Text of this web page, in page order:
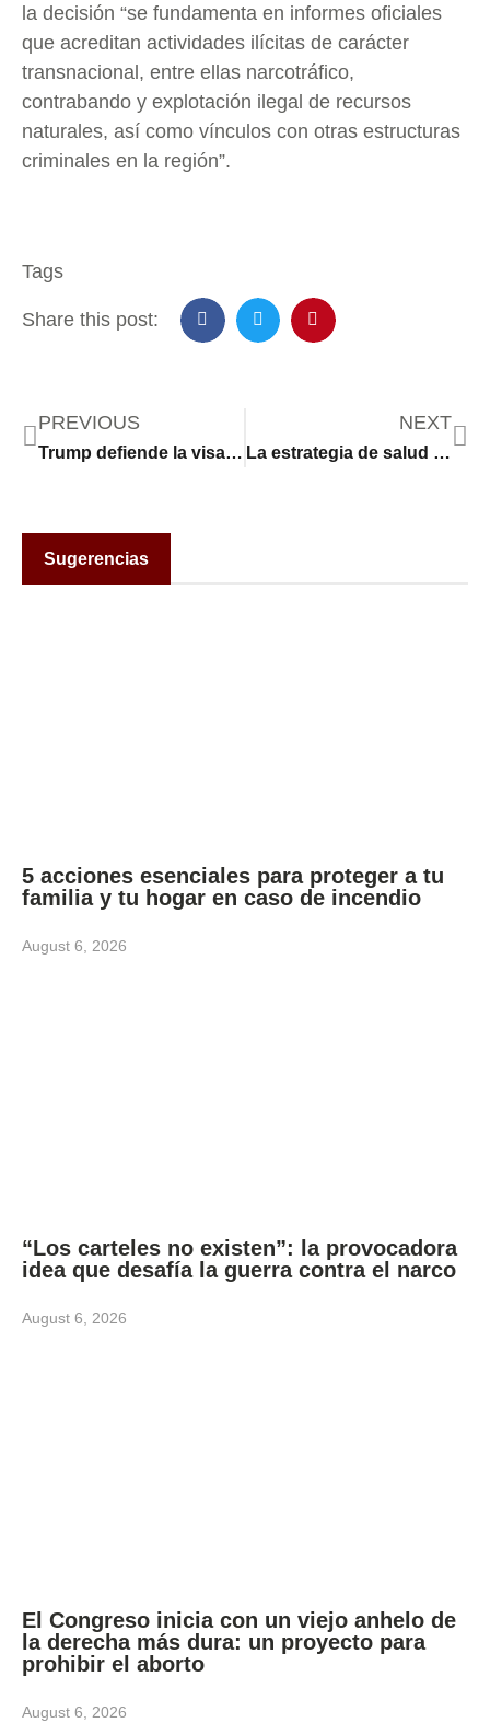
la decisión “se fundamenta en informes oficiales
que acreditan actividades ilícitas de carácter
transnacional, entre ellas narcotráfico,
contrabando y explotación ilegal de recursos
naturales, así como vínculos con otras estructuras
criminales en la región”.
Tags
Share this post:
PREVIOUS
Trump defiende la visa H-1B porque, dice, EE.UU. no tiene gente talentosa para cubrir todos los puestos de trabajo
NEXT
La estrategia de salud global “Estados Unidos primero” genera advertencias. Expertos en salud dicen que es arriesgada
Sugerencias
5 acciones esenciales para proteger a tu
familia y tu hogar en caso de incendio
August 6, 2026
“Los carteles no existen”: la provocadora
idea que desafía la guerra contra el narco
August 6, 2026
El Congreso inicia con un viejo anhelo de
la derecha más dura: un proyecto para
prohibir el aborto
August 6, 2026